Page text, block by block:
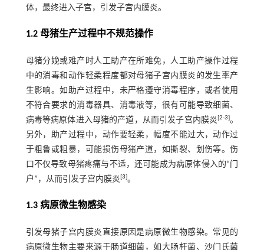
体，最终进入子宫，引发子宫内膜炎。
1.2 母猪生产过程中不规范操作
母猪分娩或难产时人工助产在所难免，人工助产操作过程
中的消毒和动作轻柔程度都对母猪子宫内膜炎的发生率产
生影响。如助产过程中，未严格遵守消毒程序，或者使用
不符合要求的消毒器具、消毒液等，很有可能导致细菌、
病毒等病原体进入母猪的产道，从而引发子宫内膜炎[2-3]。
另外，助产过程中，动作要轻柔，幅度不能过大，动作过
于粗鲁或粗暴，可能损伤母猪产道，如撕裂、划伤等。伤
口不仅导致母猪疼痛与不适，还可能成为病原体侵入的“门
户”，从而引发子宫内膜炎[3]。
1.3 病原微生物感染
引发母猪子宫内膜炎直接原因是病原微生物感染。常见的
病原微生物主要来源于肠道细菌，如大肠杆菌、沙门氏菌